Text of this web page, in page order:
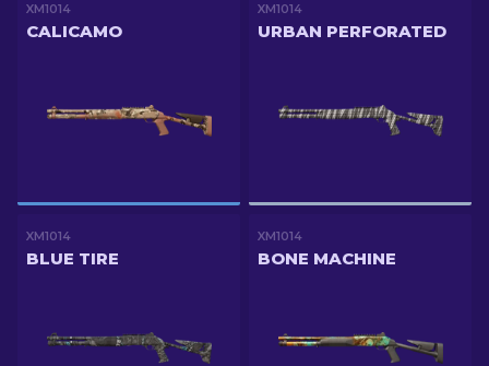
XM1014
CALICAMO
XM1014
URBAN PERFORATED
XM1014
BLUE TIRE
XM1014
BONE MACHINE